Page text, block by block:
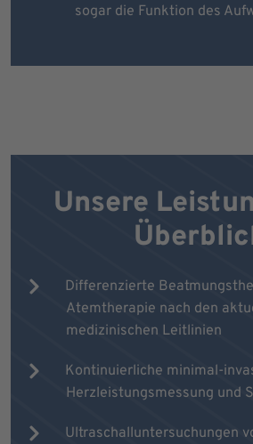
sogar die Funktion des
Unsere
Differenzierte
Atemtherapie nach den
medizinischen Leitlinien
Kontinuierliche minimal-
Herzleistungsmessung und
Ultraschalluntersuchungen